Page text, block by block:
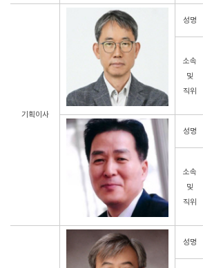
기획이사
성명
소속
및
직위
성명
소속
및
직위
성명